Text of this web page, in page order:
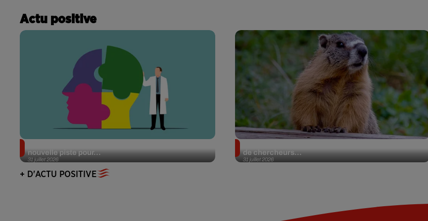
Actu positive
31 juillet 2026
nouvelle piste pour...
31 juillet 2026
de chercheurs...
+ D'ACTU POSITIVE